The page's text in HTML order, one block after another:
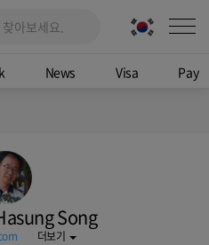
News Visa Pay
Song
더보기